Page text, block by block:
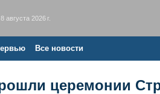
8 августа 2026 г.
Все новости
церемонии